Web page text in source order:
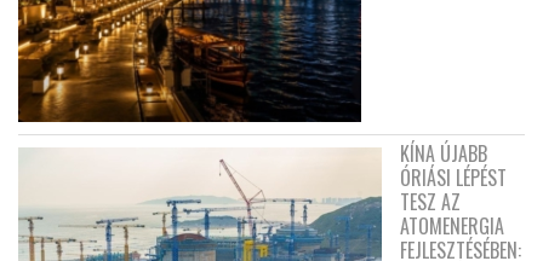
KÍNA ÚJABB
ÓRIÁSI LÉPÉST
TESZ AZ
ATOMENERGIA
FEJLESZTÉSÉBEN: